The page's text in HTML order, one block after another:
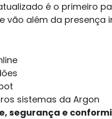
é o primeiro
vão além da presença
sistemas da Argon
segurança e